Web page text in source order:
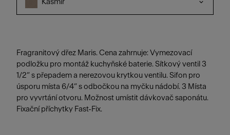
Kašmír
Fragranitový dřez Maris. Cena zahrnuje: Vymezovací
podložku pro montáž kuchyňské baterie. Sítkový ventil 3
1/2“ s přepadem a nerezovou krytkou ventilu. Sifon pro
úsporu místa 6/4“ s odbočkou na myčku nádobí. 3 Místa
pro vyvrtání otvoru. Možnost umístit dávkovač saponátu.
Fixační příchytky Fast-Fix.